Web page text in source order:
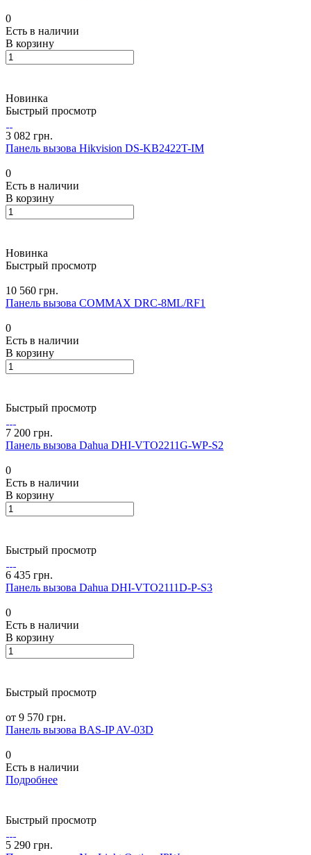
0
Есть в наличии
В корзину
Новинка
Быстрый просмотр
3 082 грн.
Панель вызова Hikvision DS-KB2422T-IM
0
Есть в наличии
В корзину
Новинка
Быстрый просмотр
10 560 грн.
Панель вызова COMMAX DRC-8ML/RF1
0
Есть в наличии
В корзину
Быстрый просмотр
7 200 грн.
Панель вызова Dahua DHI-VTO2211G-WP-S2
0
Есть в наличии
В корзину
Быстрый просмотр
6 435 грн.
Панель вызова Dahua DHI-VTO2111D-P-S3
0
Есть в наличии
В корзину
Быстрый просмотр
от 9 570 грн.
Панель вызова BAS-IP AV-03D
0
Есть в наличии
Подробнее
Быстрый просмотр
5 290 грн.